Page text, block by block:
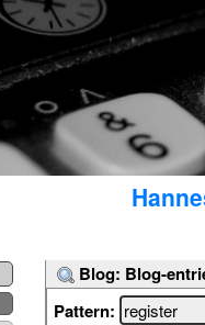
Blog: Blog-
Pattern: